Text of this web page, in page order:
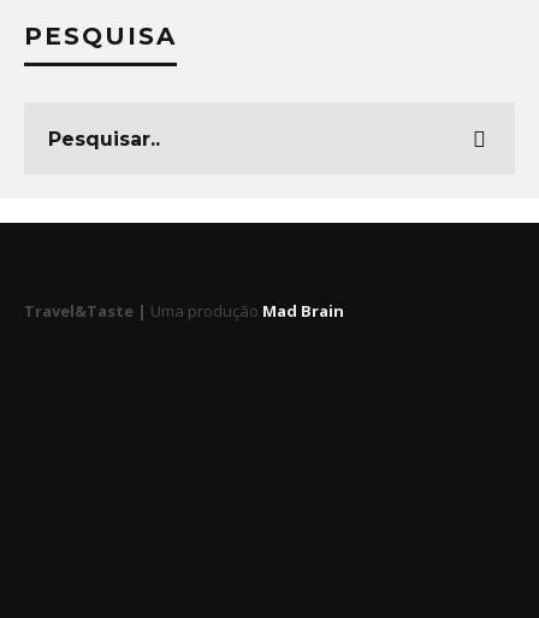
PESQUISA
Travel&Taste | Uma produção Mad Brain